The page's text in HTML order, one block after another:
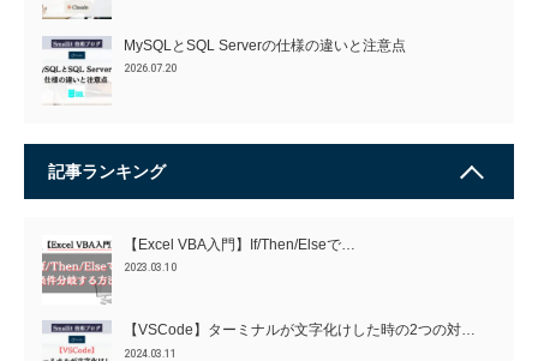
MySQLとSQL Serverの仕様の違いと注意点
2026.07.20
記事ランキング
【Excel VBA入門】If/Then/Elseで…
2023.03.10
【VSCode】ターミナルが文字化けした時の2つの対…
2024.03.11